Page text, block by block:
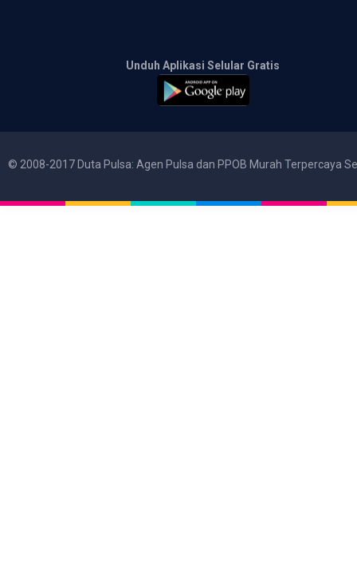
Unduh Aplikasi Selular Gratis
© 2008-2017 Duta Pulsa: Agen Pulsa dan PPOB Murah Terpercaya